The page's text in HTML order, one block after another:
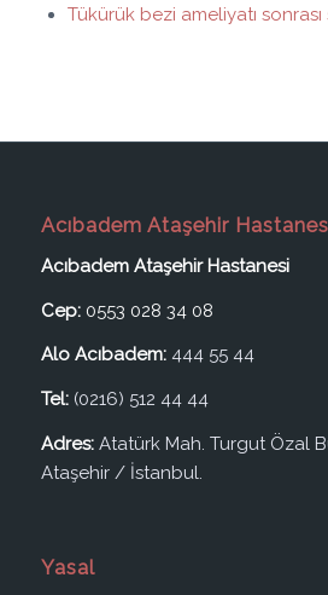
Tükürük bezi ameliyatı sonrası
Acıbadem Ataşehir
Acıbadem Ataşehir Hastanesi
Cep: 0553 028 34 08
Alo Acıbadem:444 55 44
Tel:(0216) 512 44 44
Adres:Atatürk Mah. Turgut Özal
Ataşehir / İstanbul.
Yasal